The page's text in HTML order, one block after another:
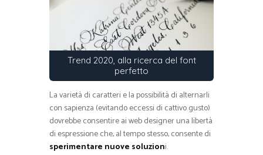
Trend 2020, alla ricerca del font
perfetto
La varietà di caratteri e la possibilità di alternarli
con sapienza (evitando eccessi di cattivo gusto)
dovrebbe consentire ai web designer una libertà
di espressione che, al tempo stesso, consente di
sperimentare nuove soluzioni.